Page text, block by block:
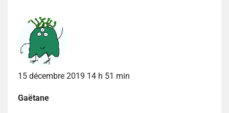
15 décembre 2019 14 h 51 min
Gaëtane